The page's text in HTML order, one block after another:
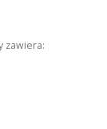
zawiera: